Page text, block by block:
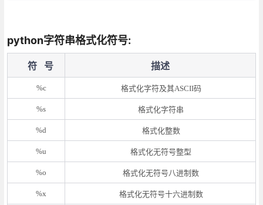
python字符串格式化符号:
符 号 描述
%c 格式化字符及其ASCII码
%s 格式化字符串
%d 格式化整数
%u 格式化无符号整型
%o 格式化无符号八进制数
%x 格式化无符号十六进制数